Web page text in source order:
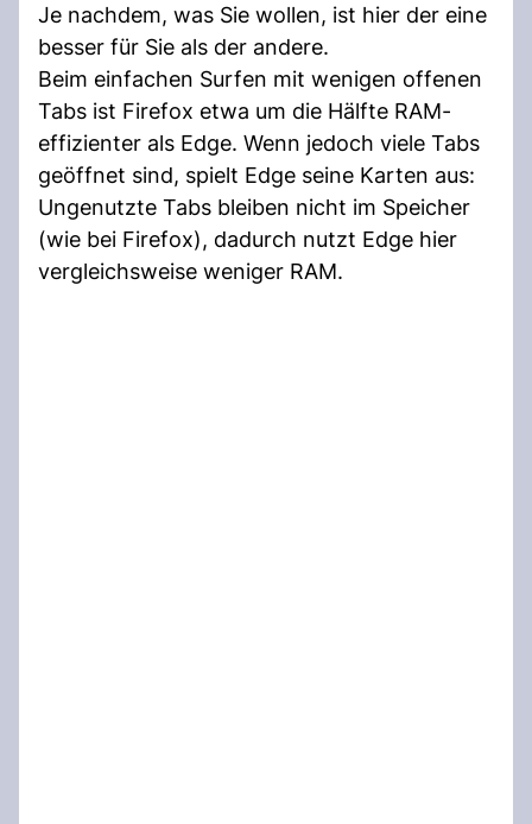
Je nachdem, was Sie wollen, ist hier der eine
besser für Sie als der andere.
Beim einfachen Surfen mit wenigen offenen
Tabs ist Firefox etwa um die Hälfte RAM-
effizienter als Edge. Wenn jedoch viele Tabs
geöffnet sind, spielt Edge seine Karten aus:
Ungenutzte Tabs bleiben nicht im Speicher
(wie bei Firefox), dadurch nutzt Edge hier
vergleichsweise weniger RAM.